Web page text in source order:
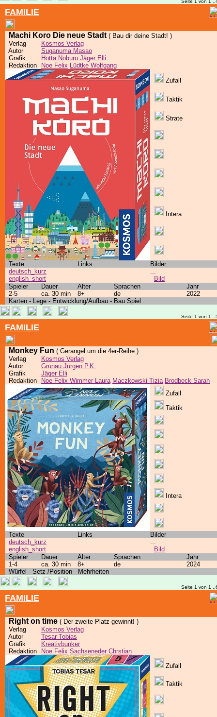
Seite 1 von 1
FAMILIE
Machi Koro Die neue Stadt ( Bau dir deine Stadt! )
Verlag
Kosmos Verlag
Autor
Suganuma Masao
Grafik
Hotta Noburu Jäger Elli
Redaktion
Noe Felix Lüdtke Wolfgang
Zufall
Taktik
Strate
Intera
Texte Links
Bilder
deutsch_kurz
english_short
...
Bild
Spieler
Dauer Alter Sprachen
Jahr
2-5
ca. 30 min 8+ de
2022
Karten - Lege - Entwicklung/Aufbau - Bau Spiel
Seite 1 von 1
FAMILIE
Monkey Fun ( Gerangel um die 4er-Reihe )
Verlag
Kosmos Verlag
Autor
Grunau Jürgen P.K.
Grafik
Jäger Elli
Redaktion
Noe Felix Wimmer Laura Maczkowski Tizia Brodbeck Sarah
Zufall
Taktik
Intera
Texte Links
Bilder
deutsch_kurz
english_short
...
Bild
Spieler
Dauer Alter Sprachen
Jahr
1-4
ca. 30 min 8+ de
2024
Würfel - Setz-/Position - Mehrheiten
Seite 1 von 1
FAMILIE
Right on time ( Der zweite Platz gewinnt! )
Verlag
Kosmos Verlag
Autor
Tesar Tobias
Grafik
Kreativbunker
Redaktion
Noe Felix Sachseneder Chrstian
Zufall
Taktik